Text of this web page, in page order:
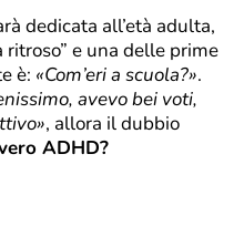
dedicata all’età adulta,
e una delle prime
è: «Com’eri a scuola?».
avevo bei voti,
, allora il dubbio
ADHD?